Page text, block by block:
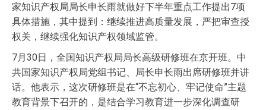
家知识产权局局长申长雨就做好下半年重点工作提出7项
具体措施，其中提到：继续推进高质量发展，严把审查授
权关，继续强化知识产权领域监管。
7月30日，全国知识产权局局长高级研修班在京开班。中
共国家知识产权局党组书记、局长申长雨出席研修班并讲
话。他表示，这次研修班是在“不忘初心、牢记使命”主题
教育背景下召开的，是结合学习教育进一步深化调查研